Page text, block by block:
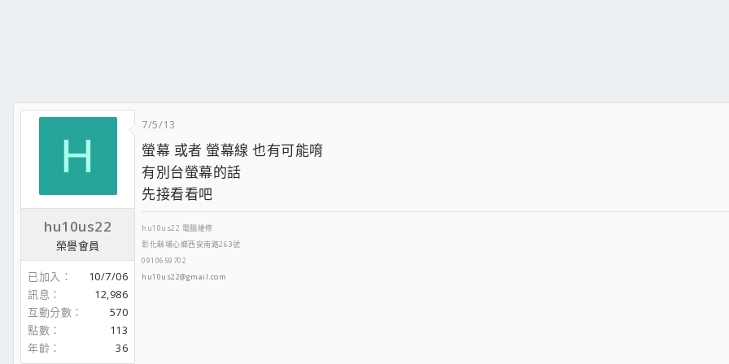
H
hu10us22
榮譽會員
已加入
10/7/06
訊息
12,986
互動分數
570
點數
113
年齡
36
7/5/13
螢幕 或者 螢幕線 也有可能唷
有別台螢幕的話
先接看看吧
hu10us22 電腦維修
彰化縣埔心鄉西安南路263號
0910659702
hu10us22@gmail.com